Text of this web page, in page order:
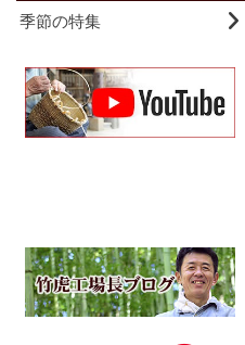
季節の特集